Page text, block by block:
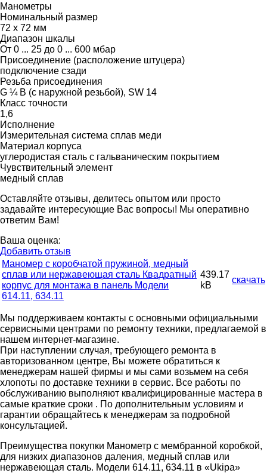
Манометры
Номинальный размер
72 x 72 мм
Диапазон шкалы
От 0 ... 25 до 0 ... 600 мбар
Присоединение (расположение штуцера)
подключение сзади
Резьба присоединения
G ¼ B (с наружной резьбой), SW 14
Класс точности
1,6
Исполнение
Измерительная система сплав меди
Материал корпуса
углеродистая сталь с гальваническим покрытием
Чувствительный элемент
медный сплав
Оставляйте отзывы, делитесь опытом или просто
задавайте интересующие Вас вопросы! Мы оперативно
ответим Вам!
Ваша оценка:
Добавить отзыв
Маномер с коробчатой пружиной, медный
сплав или нержавеющая сталь Квадратный
корпус для монтажа в панель Модели
614.11, 634.11
439.17
kB
скачать
Мы поддерживаем контакты с основными официальными
сервисными центрами по ремонту техники, предлагаемой в
нашем интернет-магазине.
При наступлении случая, требующего ремонта в
авторизованном центре, Вы можете обратиться к
менеджерам нашей фирмы и мы сами возьмем на себя
хлопоты по доставке техники в сервис. Все работы по
обслуживанию выполняют квалифицированные мастера в
самые краткие сроки . По дополнительным условиям и
гарантии обращайтесь к менеджерам за подробной
консультацией.
Преимущества покупки Манометр с мембранной коробкой,
для низких диапазонов даления, медный сплав или
нержавеющая сталь. Модели 614.11, 634.11 в «Ukipa»